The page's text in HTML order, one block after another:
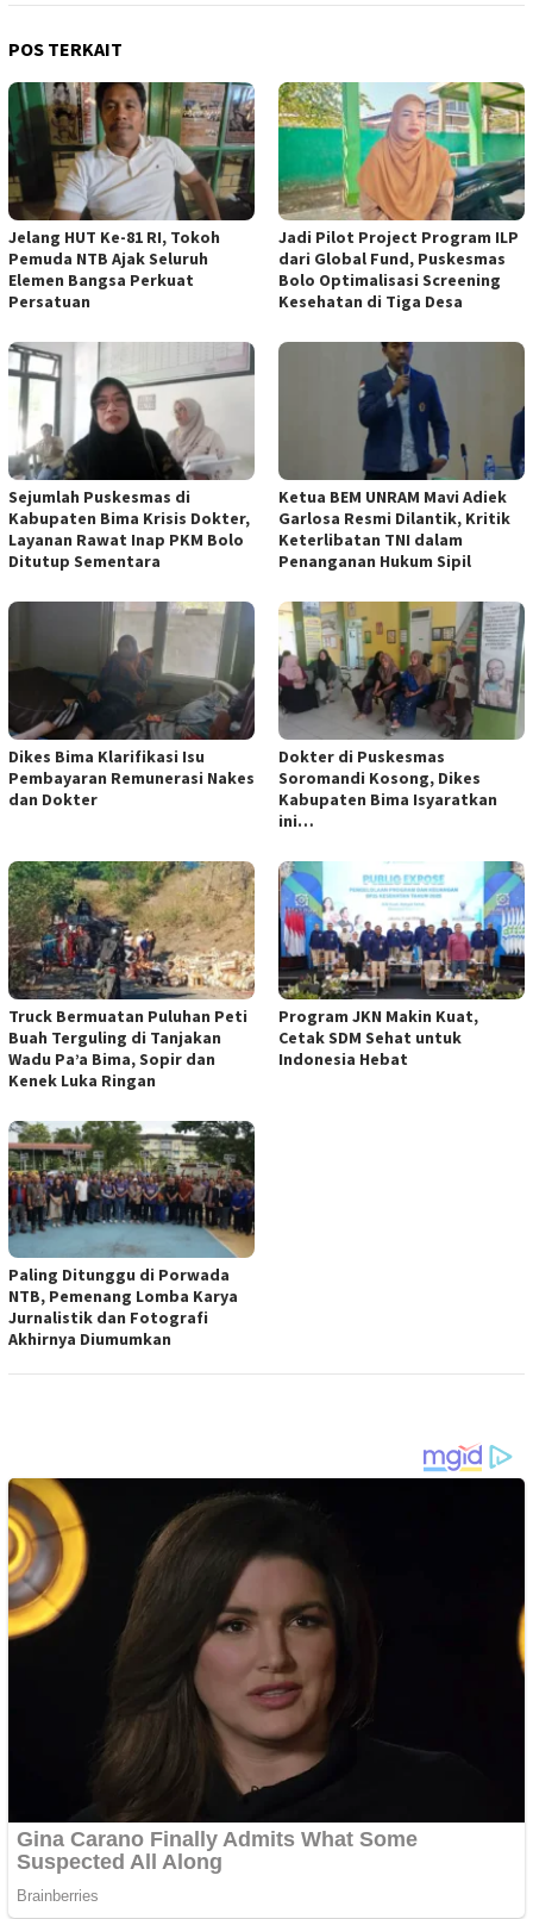
POS TERKAIT
Jelang HUT Ke-81 RI, Tokoh
Pemuda NTB Ajak Seluruh
Elemen Bangsa Perkuat
Persatuan
Jadi Pilot Project Program ILP
dari Global Fund, Puskesmas
Bolo Optimalisasi Screening
Kesehatan di Tiga Desa
Sejumlah Puskesmas di
Kabupaten Bima Krisis Dokter,
Layanan Rawat Inap PKM Bolo
Ditutup Sementara
Ketua BEM UNRAM Mavi Adiek
Garlosa Resmi Dilantik, Kritik
Keterlibatan TNI dalam
Penanganan Hukum Sipil
Dikes Bima Klarifikasi Isu
Pembayaran Remunerasi Nakes
dan Dokter
Dokter di Puskesmas
Soromandi Kosong, Dikes
Kabupaten Bima Isyaratkan
ini…
Truck Bermuatan Puluhan Peti
Buah Terguling di Tanjakan
Wadu Pa’a Bima, Sopir dan
Kenek Luka Ringan
Program JKN Makin Kuat,
Cetak SDM Sehat untuk
Indonesia Hebat
Paling Ditunggu di Porwada
NTB, Pemenang Lomba Karya
Jurnalistik dan Fotografi
Akhirnya Diumumkan